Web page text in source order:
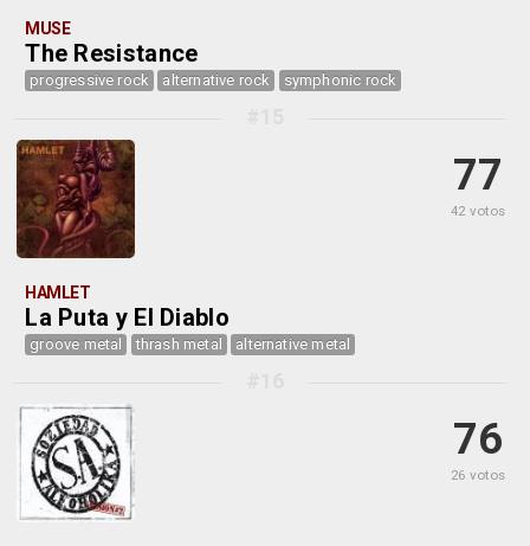
MUSE
The Resistance
progressive rock alternative rock symphonic rock
77
42 votos
HAMLET
La Puta y El Diablo
groove metal thrash metal alternative metal
76
26 votos